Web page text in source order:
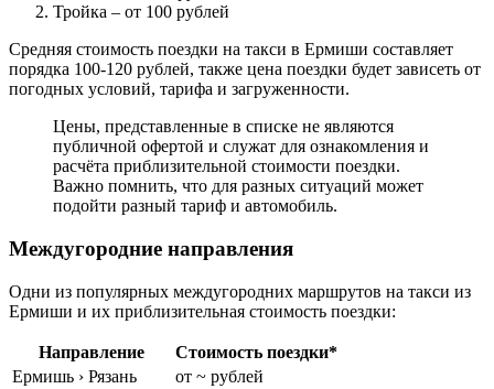
Тройка – от 100 рублей
Средняя стоимость поездки на такси в Ермиши составляет
порядка 100-120 рублей, также цена поездки будет зависеть от
погодных условий, тарифа и загруженности.
Цены, представленные в списке не являются
публичной офертой и служат для ознакомления и
расчёта приблизительной стоимости поездки.
Важно помнить, что для разных ситуаций может
подойти разный тариф и автомобиль.
Междугородние направления
Одни из популярных междугородних маршрутов на такси из
Ермиши и их приблизительная стоимость поездки:
Направление
Стоимость поездки*
Ермишь › Рязань
от ~ рублей